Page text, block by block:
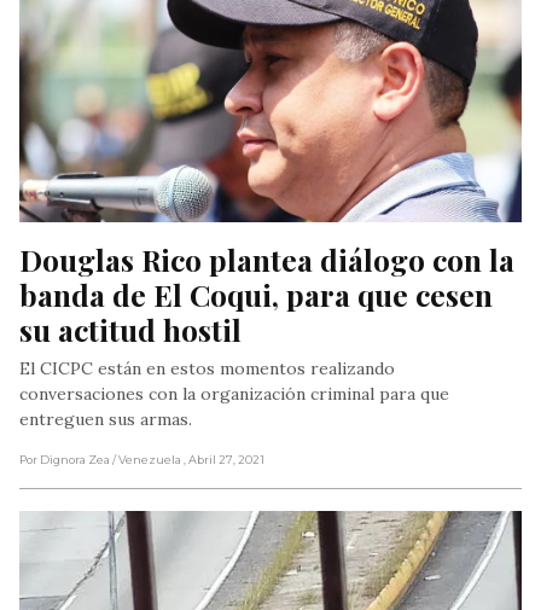
Douglas Rico plantea diálogo con la
banda de El Coqui, para que cesen
su actitud hostil
El CICPC están en estos momentos realizando
conversaciones con la organización criminal para que
entreguen sus armas.
Por Dignora Zea / Venezuela , Abril 27, 2021